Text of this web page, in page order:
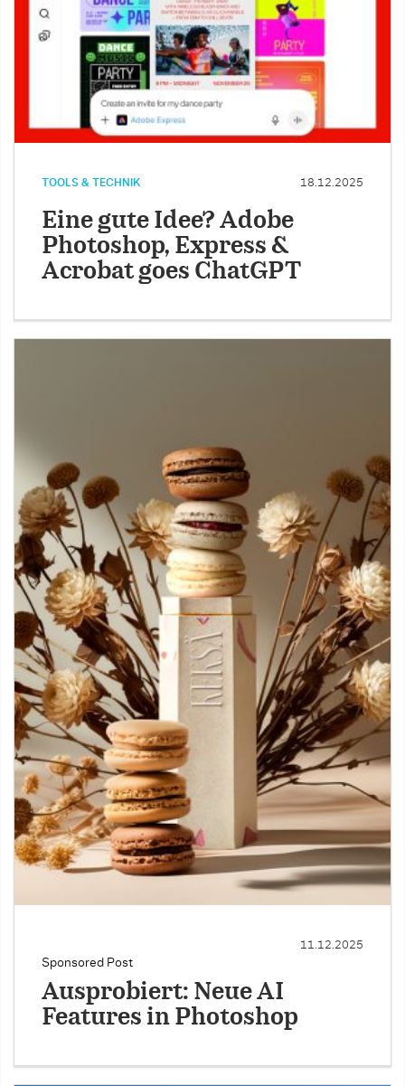
TOOLS & TECHNIK 18.12.2025
Eine gute Idee? Adobe
Photoshop, Express &
Acrobat goes ChatGPT
Sponsored Post
11.12.2025
Ausprobiert: Neue AI
Features in Photoshop